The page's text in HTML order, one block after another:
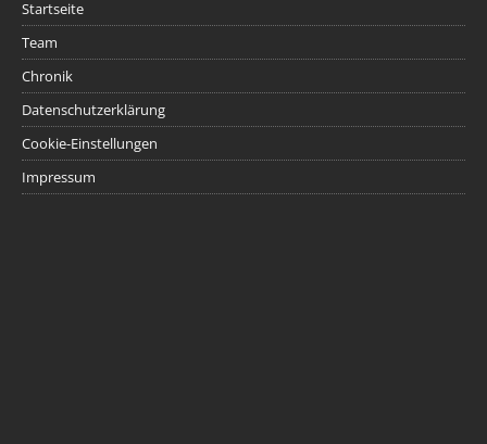
Startseite
Team
Chronik
Datenschutzerklärung
Cookie-Einstellungen
Impressum